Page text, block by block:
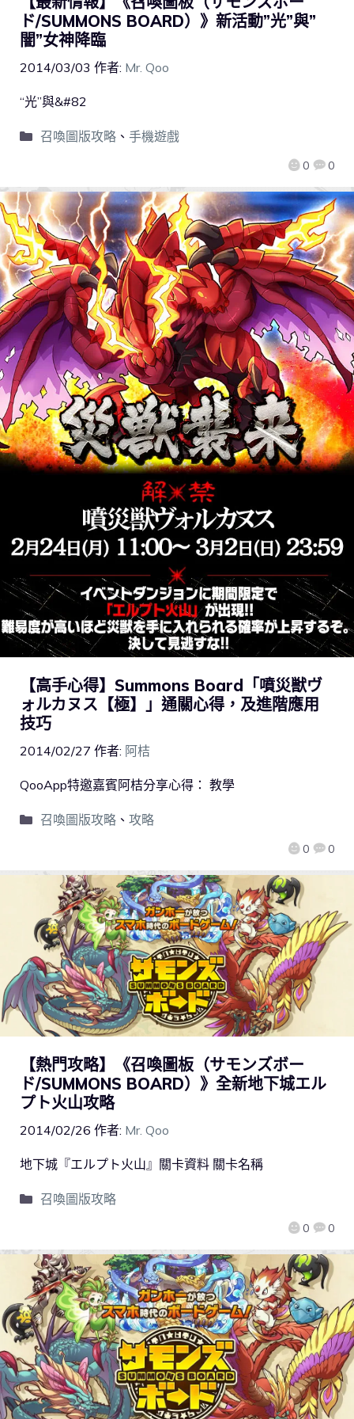
ド/SUMMONS BOARD）》新活動”光”與”
闇”女神降臨
2014/03/03 作者: Mr. Qoo
0 0
“光”與&#82
召喚圖版攻略、 手機遊戲
【高手心得】Summons Board「噴災獣ヴ
ォルカヌス【極】」通關心得，及進階應用
技巧
2014/02/27 作者: 阿桔
0 0
QooApp特邀嘉賓阿桔分享心得： 教學
召喚圖版攻略、 攻略
【熱門攻略】《召喚圖板（サモンズボー
ド/SUMMONS BOARD）》全新地下城エル
プト火山攻略
2014/02/26 作者: Mr. Qoo
0 0
地下城『エルプト火山』關卡資料 關卡名稱
召喚圖版攻略